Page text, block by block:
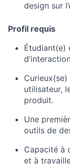
design sur
Profil requis
Étudiant(e)
utilisateur,
produit.
Une
outils de
Capacité à
et à